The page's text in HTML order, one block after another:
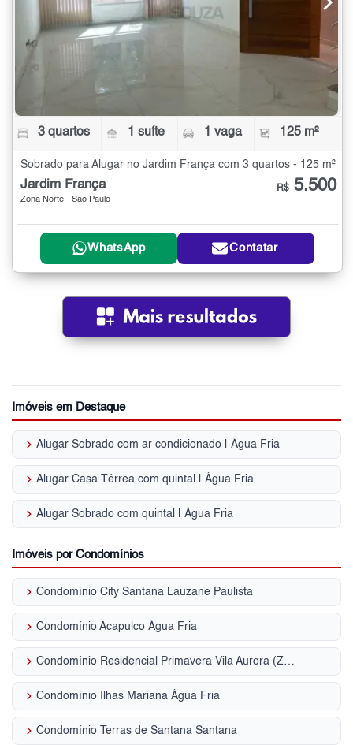
3 quartos 1 suíte 1 vaga 125 m²
Sobrado para Alugar no Jardim França com 3 quartos - 125 m²
Jardim França
Zona Norte - São Paulo
R$ 5.500
WhatsApp Contatar
Imóveis em Destaque
keyboard_arrow_right Alugar Sobrado com ar condicionado | Água Fria
keyboard_arrow_right Alugar Casa Térrea com quintal | Água Fria
keyboard_arrow_right Alugar Sobrado com quintal | Água Fria
Imóveis por Condomínios
keyboard_arrow_right Condomínio City Santana Lauzane Paulista
keyboard_arrow_right Condomínio Acapulco Água Fria
keyboard_arrow_right Condomínio Residencial Primavera Vila Aurora (Zona Norte)
keyboard_arrow_right Condomínio Ilhas Mariana Água Fria
keyboard_arrow_right Condomínio Terras de Santana Santana